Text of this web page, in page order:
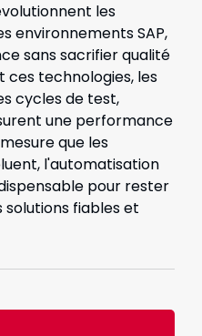
les
environnements SAP,
sans sacrifier qualité
ces technologies, les
cycles de test,
une performance
que les
l'automatisation
pour rester
fiables et